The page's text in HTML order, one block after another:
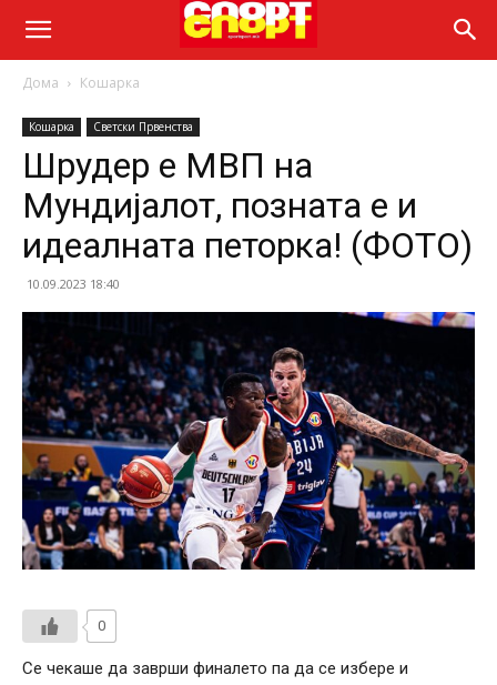
Дома Кошарка
Кошарка Светски Првенства
Шрудер е МВП на
Мундијалот, позната е и
идеалната петорка! (ФОТО)
10.09.2023 18:40
0
Се чекаше да заврши финалето па да се избере и